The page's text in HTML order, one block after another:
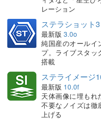
レーション
ステラショット3
最新版 3.0o
純国産のオールイ
プ。ライブスタッ
搭載
ステライメージ
最新版 10.0f
天体画像に埋もれ
不要なノイズは徹
上げる